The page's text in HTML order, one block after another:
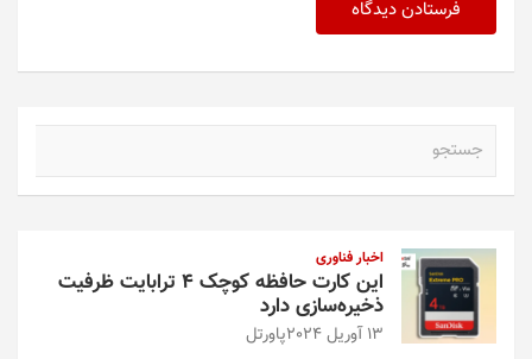
اخبار فناوری
این کارت حافظه کوچک ۴ ترابایت ظرفیت
ذخیره‌سازی دارد
13 آوریل 2024 پاورتل